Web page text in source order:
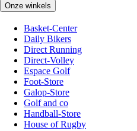
Onze winkels
Basket-Center
Daily Bikers
Direct Running
Direct-Volley
Espace Golf
Foot-Store
Galop-Store
Golf and co
Handball-Store
House of Rugby